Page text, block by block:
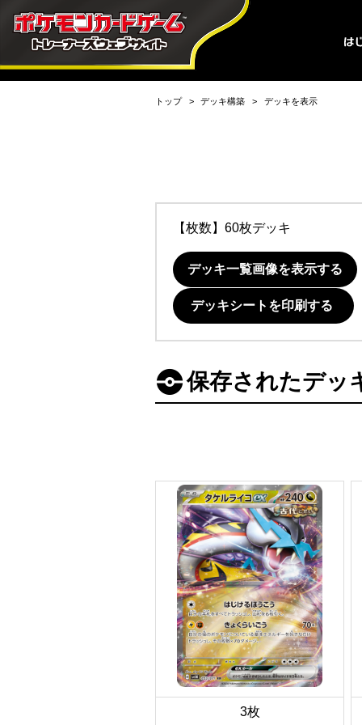
トップ デッキ構築 デッキを表示
【枚数】60枚デッキ
デッキ一覧画像を表示する
デッキシートを印刷する
保存されたデッ
3枚